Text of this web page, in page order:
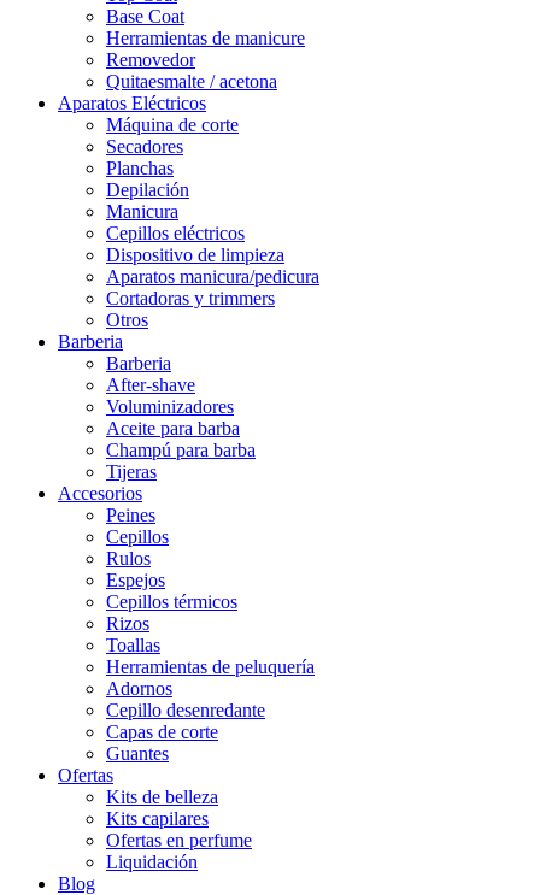
Base Coat
Herramientas de manicure
Removedor
Quitaesmalte / acetona
Aparatos Eléctricos
Máquina de corte
Secadores
Planchas
Depilación
Manicura
Cepillos eléctricos
Dispositivo de limpieza
Aparatos manicura/pedicura
Cortadoras y trimmers
Otros
Barberia
Barberia
After-shave
Voluminizadores
Aceite para barba
Champú para barba
Tijeras
Accesorios
Peines
Cepillos
Rulos
Espejos
Cepillos térmicos
Rizos
Toallas
Herramientas de peluquería
Adornos
Cepillo desenredante
Capas de corte
Guantes
Ofertas
Kits de belleza
Kits capilares
Ofertas en perfume
Liquidación
Blog